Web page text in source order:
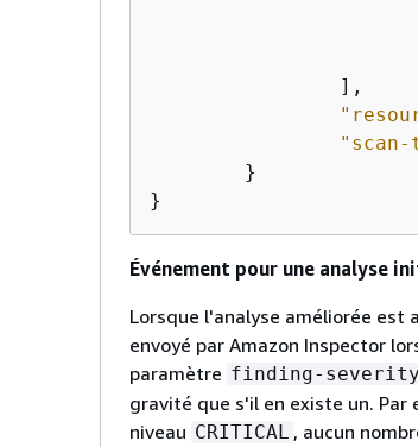
"scan-
}
Événement pour une analyse
Lorsque l'analyse améliorée
envoyé par Amazon Inspector
paramètre finding-
gravité que s'il en existe un.
niveau CRITICAL , aucun